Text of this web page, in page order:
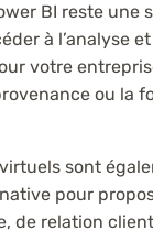
BI reste une
à l’analyse
votre
ou la
sont
pour
de relation